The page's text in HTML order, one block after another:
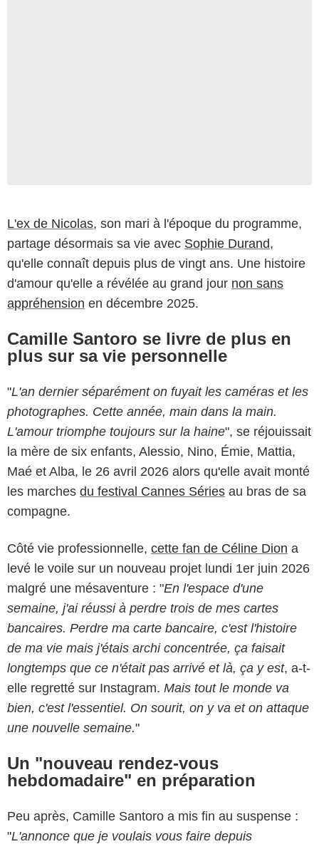
L'ex de Nicolas, son mari à l'époque du programme,
partage désormais sa vie avec Sophie Durand,
qu'elle connaît depuis plus de vingt ans. Une histoire
d'amour qu'elle a révélée au grand jour non sans
appréhension en décembre 2025.
Camille Santoro se livre de plus en
plus sur sa vie personnelle
"L'an dernier séparément on fuyait les caméras et les
photographes. Cette année, main dans la main.
L'amour triomphe toujours sur la haine", se réjouissait
la mère de six enfants, Alessio, Nino, Émie, Mattia,
Maé et Alba, le 26 avril 2026 alors qu'elle avait monté
les marches du festival Cannes Séries au bras de sa
compagne.
Côté vie professionnelle, cette fan de Céline Dion a
levé le voile sur un nouveau projet lundi 1er juin 2026
malgré une mésaventure : "En l'espace d'une
semaine, j'ai réussi à perdre trois de mes cartes
bancaires. Perdre ma carte bancaire, c'est l'histoire
de ma vie mais j'étais archi concentrée, ça faisait
longtemps que ce n'était pas arrivé et là, ça y est, a-t-
elle regretté sur Instagram. Mais tout le monde va
bien, c'est l'essentiel. On sourit, on y va et on attaque
une nouvelle semaine."
Un "nouveau rendez-vous
hebdomadaire" en préparation
Peu après, Camille Santoro a mis fin au suspense :
"L'annonce que je voulais vous faire depuis